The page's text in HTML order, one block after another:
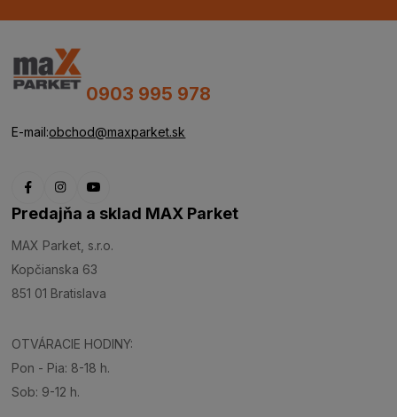
0903 995 978
E-mail:obchod@maxparket.sk
Predajňa a sklad MAX Parket
MAX Parket, s.r.o.
Kopčianska 63
851 01 Bratislava
OTVÁRACIE HODINY:
Pon - Pia: 8-18 h.
Sob: 9-12 h.